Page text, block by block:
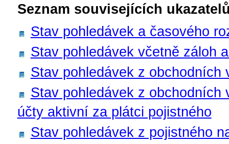
Seznam souvisejících
Stav pohledávek a časového
Stav pohledávek včetně záloh
Stav pohledávek z obchodních
Stav pohledávek z obchodních
účty aktivní za plátci pojistného
Stav pohledávek z pojistného